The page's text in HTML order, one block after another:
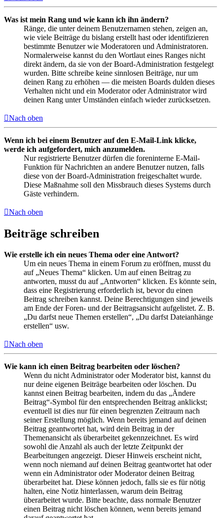
Was ist mein Rang und wie kann ich ihn ändern?
Ränge, die unter deinem Benutzernamen stehen, zeigen an,
wie viele Beiträge du bislang erstellt hast oder identifizieren
bestimmte Benutzer wie Moderatoren und Administratoren.
Normalerweise kannst du den Wortlaut eines Ranges nicht
direkt ändern, da sie von der Board-Administration festgelegt
wurden. Bitte schreibe keine sinnlosen Beiträge, nur um
deinen Rang zu erhöhen — die meisten Boards dulden dieses
Verhalten nicht und ein Moderator oder Administrator wird
deinen Rang unter Umständen einfach wieder zurücksetzen.
Nach oben
Wenn ich bei einem Benutzer auf den E-Mail-Link klicke,
werde ich aufgefordert, mich anzumelden.
Nur registrierte Benutzer dürfen die foreninterne E-Mail-
Funktion für Nachrichten an andere Benutzer nutzen, falls
diese von der Board-Administration freigeschaltet wurde.
Diese Maßnahme soll den Missbrauch dieses Systems durch
Gäste verhindern.
Nach oben
Beiträge schreiben
Wie erstelle ich ein neues Thema oder eine Antwort?
Um ein neues Thema in einem Forum zu eröffnen, musst du
auf „Neues Thema“ klicken. Um auf einen Beitrag zu
antworten, musst du auf „Antworten“ klicken. Es könnte sein,
dass eine Registrierung erforderlich ist, bevor du einen
Beitrag schreiben kannst. Deine Berechtigungen sind jeweils
am Ende der Foren- und der Beitragsansicht aufgelistet. Z. B.
„Du darfst neue Themen erstellen“, „Du darfst Dateianhänge
erstellen“ usw.
Nach oben
Wie kann ich einen Beitrag bearbeiten oder löschen?
Wenn du nicht Administrator oder Moderator bist, kannst du
nur deine eigenen Beiträge bearbeiten oder löschen. Du
kannst einen Beitrag bearbeiten, indem du das „Ändere
Beitrag“-Symbol für den entsprechenden Beitrag anklickst;
eventuell ist dies nur für einen begrenzten Zeitraum nach
seiner Erstellung möglich. Wenn bereits jemand auf deinen
Beitrag geantwortet hat, wird dein Beitrag in der
Themenansicht als überarbeitet gekennzeichnet. Es wird
sowohl die Anzahl als auch der letzte Zeitpunkt der
Bearbeitungen angezeigt. Dieser Hinweis erscheint nicht,
wenn noch niemand auf deinen Beitrag geantwortet hat oder
wenn ein Administrator oder Moderator deinen Beitrag
überarbeitet hat. Diese können jedoch, falls sie es für nötig
halten, eine Notiz hinterlassen, warum dein Beitrag
überarbeitet wurde. Bitte beachte, dass normale Benutzer
einen Beitrag nicht löschen können, wenn bereits jemand